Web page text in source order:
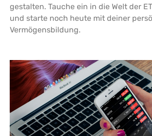
gestalten. Tauche ein in die Welt der
und starte noch heute mit deiner
Vermögensbildung.